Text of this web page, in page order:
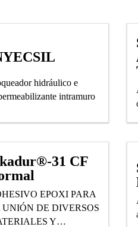
hidráulico e
intramuro
31 CF
EPOXI PARA
DE DIVERSOS
Y